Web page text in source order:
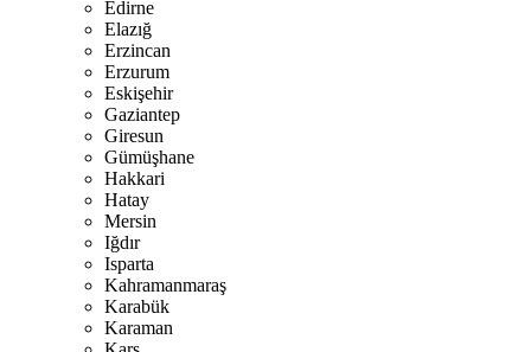
Edirne
Elazığ
Erzincan
Erzurum
Eskişehir
Gaziantep
Giresun
Gümüşhane
Hakkari
Hatay
Mersin
Iğdır
Isparta
Kahramanmaraş
Karabük
Karaman